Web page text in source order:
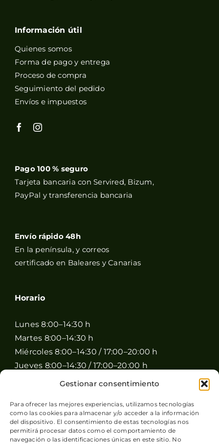
Gestionar consentimiento
Para ofrecer las mejores experiencias, utilizamos tecnologías
como las cookies para almacenar y/o acceder a la información
del dispositivo. El consentimiento de estas tecnologías nos
permitirá procesar datos como el comportamiento de
navegación o las identificaciones únicas en este sitio. No
Información útil
Quienes somos
Forma de pago y entrega
Proceso de compra
Seguimiento del pedido
Envíos e impuestos
Pago 100 % seguro
Tarjeta bancaria con Servired, Bizum,
PayPal y transferencia bancaria
Envío rápido 48h
En la península, y correos
certificado en Baleares y Canarias
Horario
Lunes 8:00–14:30 h
Martes 8:00–14:30 h
Miércoles 8:00–14:30 / 17:00–20:00 h
Jueves 8:00–14:30 / 17:00–20:00 h
Viernes 8:00–14:30 / 17:00–20:00 h
Domingo Cerrado